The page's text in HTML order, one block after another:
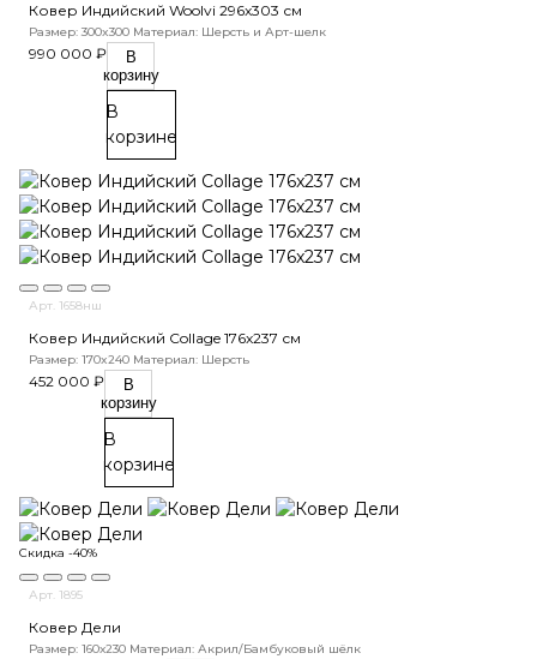
Ковер Индийский Woolvi 296x303 см
Размер: 300x300 Материал: Шерсть и Арт-шелк
990 000 ₽
В
корзину
В
корзине
Арт. 1658нш
Ковер Индийский Collage 176x237 см
Размер: 170x240 Материал: Шерсть
452 000 ₽
В
корзину
В
корзине
Скидка -40%
Арт. 1895
Ковер Дели
Размер: 160х230 Материал: Акрил/Бамбуковый шёлк